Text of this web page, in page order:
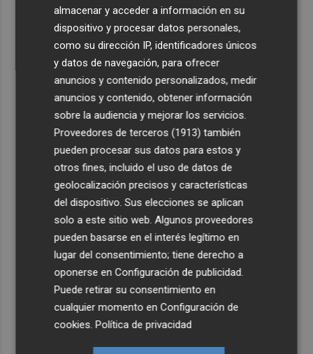
La Femp se coordina con los gobiernos locales para el
eclipse solar del 12 de agosto
El incendio del Cerro Maestre de Jumilla activa el Plan
Infomur en situación 1
almacenar y acceder a información en su
dispositivo y procesar datos personales,
como su dirección IP, identificadores únicos
y datos de navegación, para ofrecer
anuncios y contenido personalizados, medir
anuncios y contenido, obtener información
sobre la audiencia y mejorar los servicios.
Proveedores de terceros (1913) también
pueden procesar sus datos para estos y
otros fines, incluido el uso de datos de
geolocalización precisos y características
del dispositivo. Sus elecciones se aplican
solo a este sitio web. Algunos proveedores
pueden basarse en el interés legítimo en
lugar del consentimiento; tiene derecho a
oponerse enConfiguración de publicidad
Puede retirar su consentimiento en
cualquier momento enConfiguración de
cookies .Política de privacidad